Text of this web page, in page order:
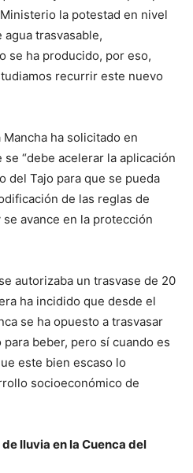
la potestad en nivel
trasvasable,
se ha producido, por eso,
recurrir este nuevo
ha solicitado en
“debe acelerar la aplicación
del Tajo para que se pueda
de las reglas de
avance en la protección
autorizaba un trasvase de 20
ha incidido que desde el
se ha opuesto a trasvasar
beber, pero sí cuando es
este bien escaso lo
socioeconómico de
lluvia en la Cuenca del